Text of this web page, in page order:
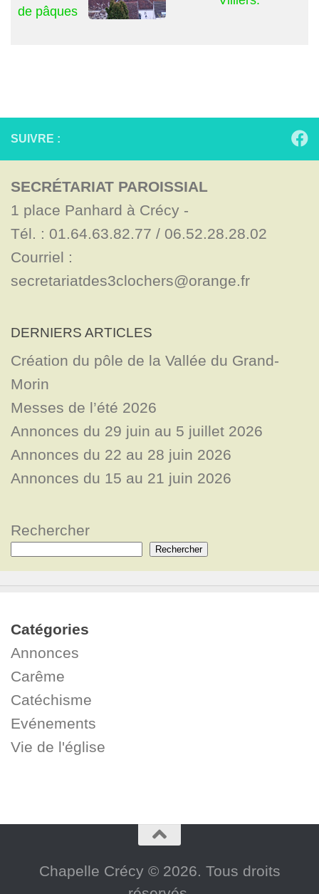
de pâques
SUIVRE :
SECRÉTARIAT PAROISSIAL
1 place Panhard à Crécy -
Tél. : 01.64.63.82.77 / 06.52.28.28.02
Courriel :
secretariatdes3clochers@orange.fr
DERNIERS ARTICLES
Création du pôle de la Vallée du Grand-
Morin
Messes de l’été 2026
Annonces du 29 juin au 5 juillet 2026
Annonces du 22 au 28 juin 2026
Annonces du 15 au 21 juin 2026
Rechercher
Rechercher
Catégories
Annonces
Carême
Catéchisme
Evénements
Vie de l'église
Chapelle Crécy © 2026. Tous droits